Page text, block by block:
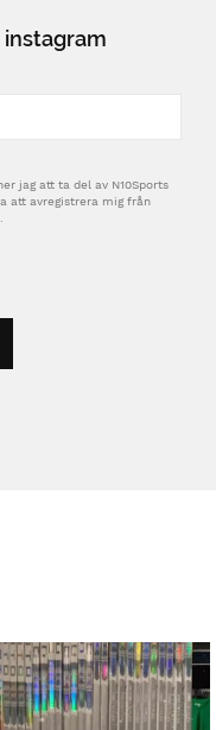
instagram
jag att ta del av N10Sports
att avregistrera mig från